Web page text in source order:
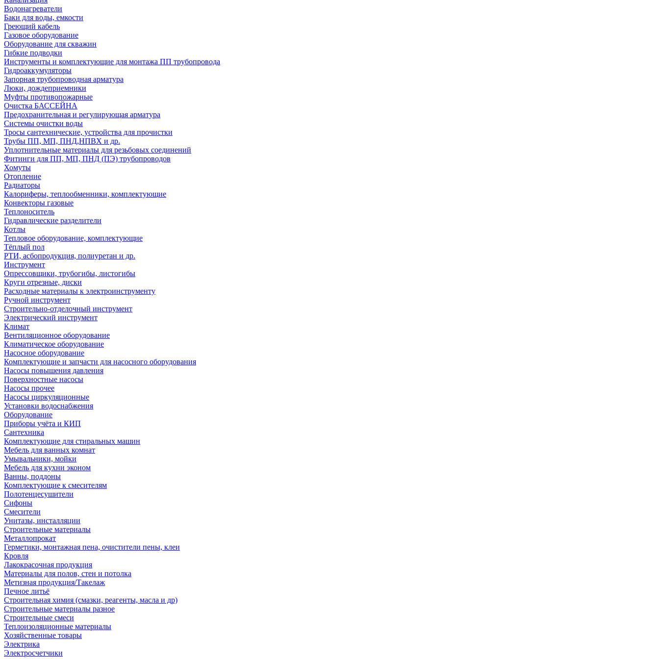
Водонагреватели
Баки для воды, емкости
Греющий кабель
Газовое оборудование
Оборудование для скважин
Гибкие подводки
Инструменты и комплектующие для монтажа ПП трубопровода
Гидроаккумуляторы
Запорная трубопроводная арматура
Люки, дождеприемники
Муфты противопожарные
Очистка БАССЕЙНА
Предохранительная и регулирующая арматура
Системы очистки воды
Тросы сантехнические, устройства для прочистки
Трубы ПП, МП, ПНД,НПВХ и др.
Уплотнительные материалы для резьбовых соединений
Фитинги для ПП, МП, ПНД (ПЭ) трубопроводов
Хомуты
Отопление
Радиаторы
Калориферы, теплообменники, комплектующие
Конвекторы газовые
Теплоноситель
Гидравлические разделители
Котлы
Тепловое оборудование, комплектующие
Тёплый пол
РТИ, асбопродукция, полиуретан и др.
Инструмент
Опрессовщики, трубогибы, листогибы
Круги отрезные, диски
Расходные материалы к электроинструменту
Ручной инструмент
Строительно-отделочный инструмент
Электрический инструмент
Климат
Вентиляционное оборудование
Климатическое оборудование
Насосное оборудование
Комплектующие и запчасти для насосного оборудования
Насосы повышения давления
Поверхностные насосы
Насосы прочее
Насосы циркуляционные
Установки водоснабжения
Оборудование
Приборы учёта и КИП
Сантехника
Комплектующие для стиральных машин
Мебель для ванных комнат
Умывальники, мойки
Мебель для кухни эконом
Ванны, поддоны
Комплектующие к смесителям
Полотенцесушители
Сифоны
Смесители
Унитазы, инсталляции
Строительные материалы
Металлопрокат
Герметики, монтажная пена, очистители пены, клеи
Кровля
Лакокрасочная продукция
Материалы для полов, стен и потолка
Метизная продукция/Такелаж
Печное литьё
Строительная химия (смазки, реагенты, масла и др)
Строительные материалы разное
Строительные смеси
Теплоизоляционные материалы
Хозяйственные товары
Электрика
Электросчетчики